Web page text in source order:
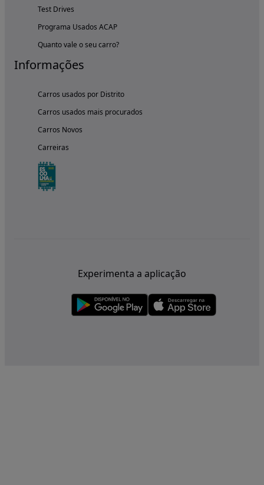
Test Drives
Programa Usados ACAP
Quanto vale o seu carro?
Informações
Carros usados por Distrito
Carros usados mais procurados
Carros Novos
Carreiras
Experimenta a aplicação